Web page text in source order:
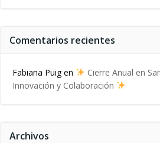
Comentarios recientes
Fabiana Puigen
Cierre Anual en
Innovación y Colaboración
Archivos